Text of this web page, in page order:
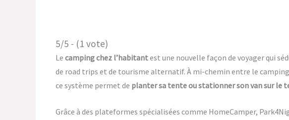
5/5 - (1 vote)
Le camping chez l’habitantest une nouvelle façon de voyager qui
de road trips et de tourisme alternatif. À mi-chemin entre le
ce système permet de planter sa tente ou stationner son van sur le
Grâce à des plateformes spécialisées comme HomeCamper,